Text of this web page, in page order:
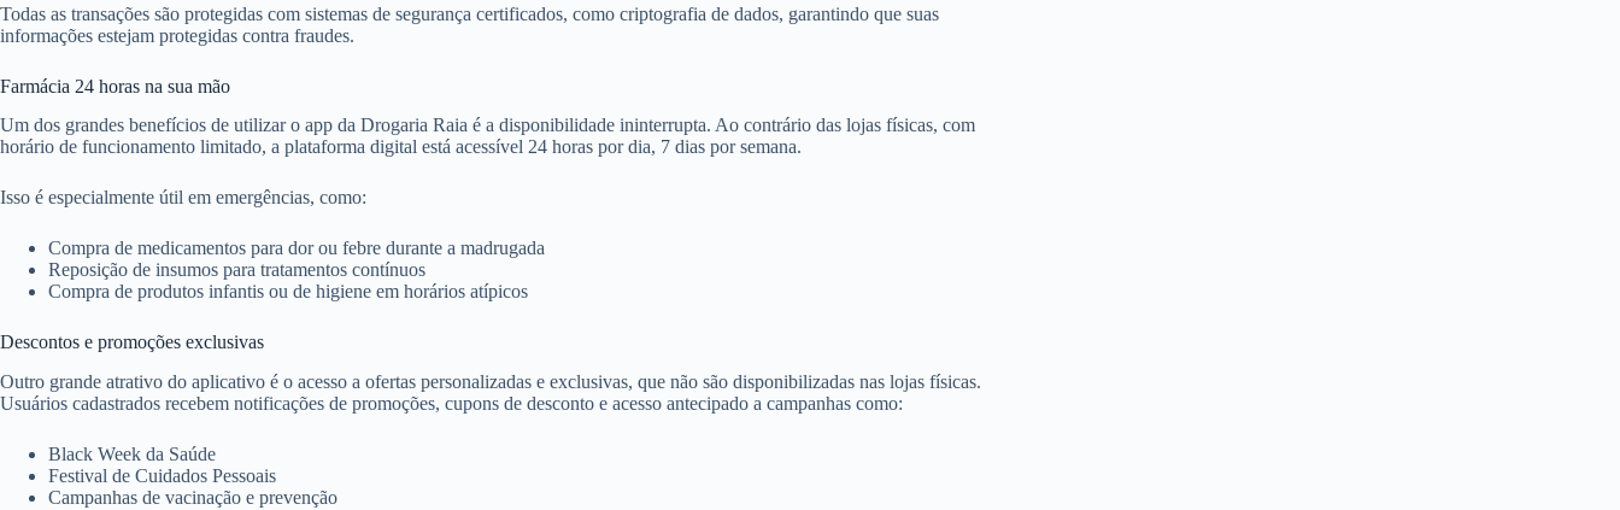
Todas as transações são protegidas com sistemas de segurança certificados, como criptografia de dados, garantindo que suas
informações estejam protegidas contra fraudes.
Farmácia 24 horas na sua mão
Um dos grandes benefícios de utilizar o app da Drogaria Raia é a disponibilidade ininterrupta. Ao contrário das lojas físicas, com
horário de funcionamento limitado, a plataforma digital está acessível 24 horas por dia, 7 dias por semana.
Isso é especialmente útil em emergências, como:
Compra de medicamentos para dor ou febre durante a madrugada
Reposição de insumos para tratamentos contínuos
Compra de produtos infantis ou de higiene em horários atípicos
Descontos e promoções exclusivas
Outro grande atrativo do aplicativo é o acesso a ofertas personalizadas e exclusivas, que não são disponibilizadas nas lojas físicas.
Usuários cadastrados recebem notificações de promoções, cupons de desconto e acesso antecipado a campanhas como:
Black Week da Saúde
Festival de Cuidados Pessoais
Campanhas de vacinação e prevenção